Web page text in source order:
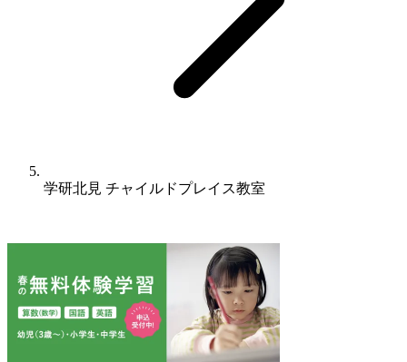
学研北見 チャイルドプレイス教室